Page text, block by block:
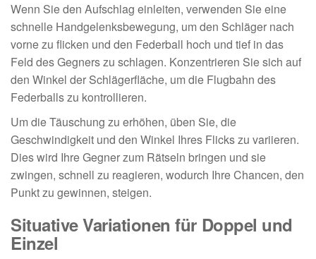
Wenn Sie den Aufschlag einleiten, verwenden Sie eine
schnelle Handgelenksbewegung, um den Schläger nach
vorne zu flicken und den Federball hoch und tief in das
Feld des Gegners zu schlagen. Konzentrieren Sie sich auf
den Winkel der Schlägerfläche, um die Flugbahn des
Federballs zu kontrollieren.
Um die Täuschung zu erhöhen, üben Sie, die
Geschwindigkeit und den Winkel Ihres Flicks zu variieren.
Dies wird Ihre Gegner zum Rätseln bringen und sie
zwingen, schnell zu reagieren, wodurch Ihre Chancen, den
Punkt zu gewinnen, steigen.
Situative Variationen für Doppel und
Einzel